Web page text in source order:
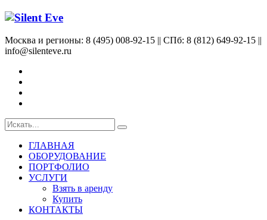
Москва и регионы: 8 (495) 008-92-15 || СПб: 8 (812) 649-92-15 ||
info@silenteve.ru
ГЛАВНАЯ
ОБОРУДОВАНИЕ
ПОРТФОЛИО
УСЛУГИ
Взять в аренду
Купить
КОНТАКТЫ